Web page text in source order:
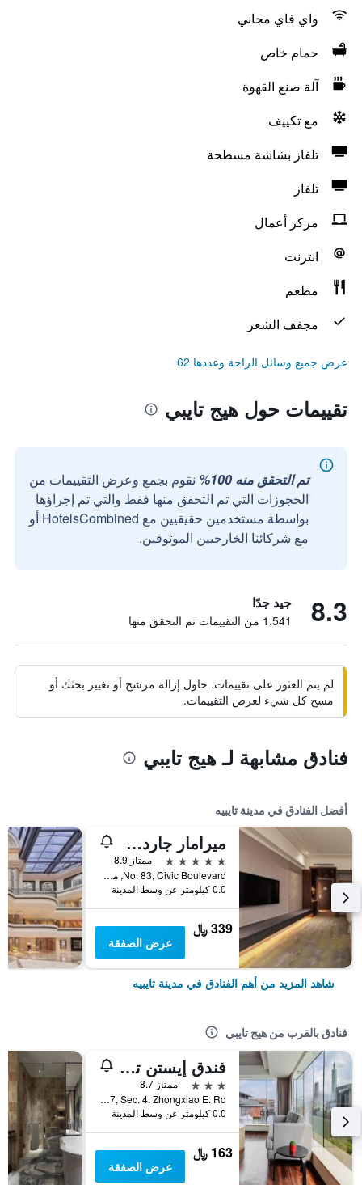
واي فاي مجاني
حمام خاص
آلة صنع القهوة
مع تكييف
تلفاز بشاشة مسطحة
تلفاز
مركز أعمال
انترنت
مطعم
مجفف الشعر
عرض جميع وسائل الراحة وعددها 62
تقييمات حول هيج تايبي
تم التحقق منه 100%
نقوم بجمع وعرض التقييمات من
الحجوزات التي تم التحقق منها فقط والتي تم إجراؤها
بواسطة مستخدمين حقيقيين مع HotelsCombined أو
مع شركائنا الخارجيين الموثوقين.
8.3 جيد جدًا
1,541 من التقييمات تم التحقق منها
لم يتم العثور على تقييمات. حاول إزالة مرشح أو تغيير بحثك أو
مسح كل شيء لعرض التقييمات.
فنادق مشابهة لـ هيج تايبي
أفضل الفنادق في مدينة تايبيه
ميرامار جاردن تابييه
5 نجوم
ممتاز 8.9
No. 83, Civic Boulevard, مدينة تايبيه, تايوان
0.0 كيلومتر عن وسط المدينة
339 ﷼
عرض الصفقة
شاهد المزيد من أهم الفنادق في مدينة تايبيه
فنادق بالقرب من هيج تايبي
فندق إيستن تايبيه
3 نجوم
ممتاز 8.7
14F., No.87, Sec. 4, Zhongxiao E. Rd., مدينة تايبيه, تايوان
0.0 كيلومتر عن وسط المدينة
163 ﷼
عرض الصفقة